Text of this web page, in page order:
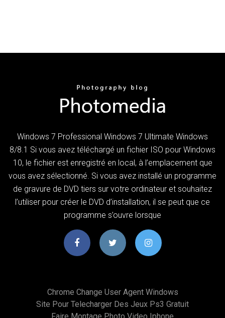
Windows 7 Professional Windows 7 Ultimate Windows
8/8.1 Si vous avez téléchargé un fichier ISO pour Windows
10, le fichier est enregistré en local, à l’emplacement que
vous avez sélectionné. Si vous avez installé un programme
de gravure de DVD tiers sur votre ordinateur et souhaitez
l’utiliser pour créer le DVD d’installation, il se peut que ce
programme s’ouvre lorsque
Chrome Change User Agent Windows
Site Pour Telecharger Des Jeux Ps3 Gratuit